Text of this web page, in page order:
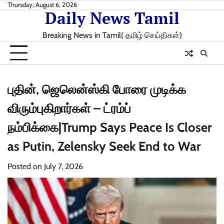
SkipThursday, August 6, 2026
Daily News Tamil
Breaking News in Tamil( தமிழ் செய்திகள்)
புதின், ஜெலென்ஸ்கி போரை முடிக்க
விரும்புகிறார்கள் – ட்ரம்ப்
நம்பிக்கை|Trump Says Peace Is Closer
as Putin, Zelensky Seek End to War
Posted on July 7, 2026